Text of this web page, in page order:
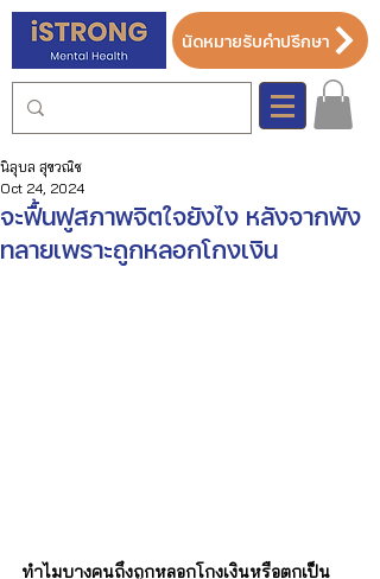
นัดหมายรับคำปรึกษา
จะฟื้นฟูสภาพจิตใจยังไง หลังจากพัง
ทลายเพราะถูกหลอกโกงเงิน
นิลุบล สุขวณิช
Oct 24, 2024
ทำไมบางคนถึงถูกหลอกโกงเงินหรือตกเป็น